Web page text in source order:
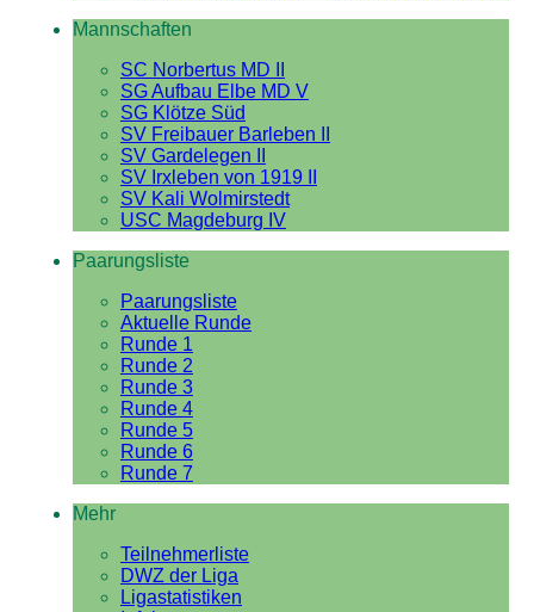
Mannschaften
SC Norbertus MD II
SG Aufbau Elbe MD V
SG Klötze Süd
SV Freibauer Barleben II
SV Gardelegen II
SV Irxleben von 1919 II
SV Kali Wolmirstedt
USC Magdeburg IV
Paarungsliste
Paarungsliste
Aktuelle Runde
Runde 1
Runde 2
Runde 3
Runde 4
Runde 5
Runde 6
Runde 7
Mehr
Teilnehmerliste
DWZ der Liga
Ligastatistiken